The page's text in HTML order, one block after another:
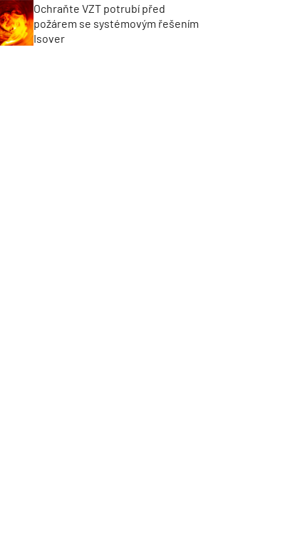
Ochraňte VZT potrubí před
požárem se systémovým řešením
Isover